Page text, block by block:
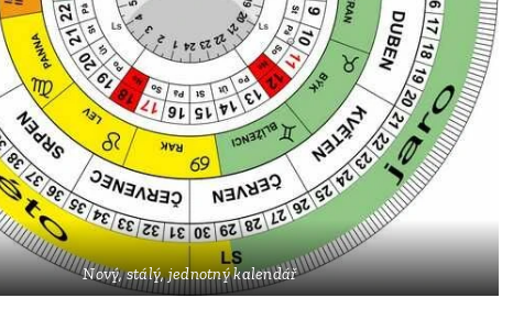
Nový, stálý, jednotný kalendář